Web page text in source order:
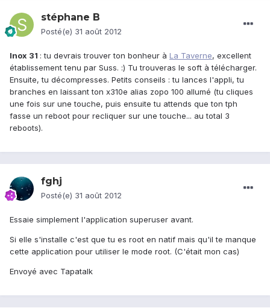
stéphane B
Posté(e) 31 août 2012
Inox 31 : tu devrais trouver ton bonheur à La Taverne, excellent
établissement tenu par Suss. :) Tu trouveras le soft à télécharger.
Ensuite, tu décompresses. Petits conseils : tu lances l'appli, tu
branches en laissant ton x310e alias zopo 100 allumé (tu cliques
une fois sur une touche, puis ensuite tu attends que ton tph
fasse un reboot pour recliquer sur une touche... au total 3
reboots).
fghj
Posté(e) 31 août 2012
Essaie simplement l'application superuser avant.
Si elle s'installe c'est que tu es root en natif mais qu'il te manque
cette application pour utiliser le mode root. (C'était mon cas)
Envoyé avec Tapatalk